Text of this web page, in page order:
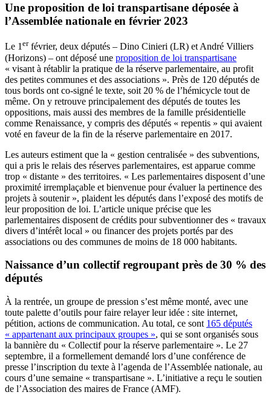
Une proposition de loi transpartisane déposée à
l’Assemblée nationale en février 2023
Le 1erfévrier, deux députés – Dino Cinieri (LR) et André Villiers
(Horizons) – ont déposé une proposition de loi transpartisane
« visant à rétablir la pratique de la réserve parlementaire, au profit
des petites communes et des associations ». Près de 120 députés de
tous bords ont co-signé le texte, soit 20 % de l’hémicycle tout de
même. On y retrouve principalement des députés de toutes les
oppositions, mais aussi des membres de la famille présidentielle
comme Renaissance, y compris des députés « repentis » qui avaient
voté en faveur de la fin de la réserve parlementaire en 2017.
Les auteurs estiment que la « gestion centralisée » des subventions,
qui a pris le relais des réserves parlementaires, est apparue comme
trop « distante » des territoires. « Les parlementaires disposent d’une
proximité irremplaçable et bienvenue pour évaluer la pertinence des
projets à soutenir », plaident les députés dans l’exposé des motifs de
leur proposition de loi. L’article unique précise que les
parlementaires disposent de crédits pour subventionner des « travaux
divers d’intérêt local » ou financer des projets portés par des
associations ou des communes de moins de 18 000 habitants.
Naissance d’un collectif regroupant près de 30 % des
députés
À la rentrée, un groupe de pression s’est même monté, avec une
toute palette d’outils pour faire relayer leur idée : site internet,
pétition, actions de communication. Au total, ce sont 165 députés
« appartenant aux principaux groupes », qui se sont organisés sous
la bannière du « Collectif pour la réserve parlementaire ». Le 27
septembre, il a formellement demandé lors d’une conférence de
presse l’inscription du texte à l’agenda de l’Assemblée nationale, au
cours d’une semaine « transpartisane ». L’initiative a reçu le soutien
de l’Association des maires de France (AMF).